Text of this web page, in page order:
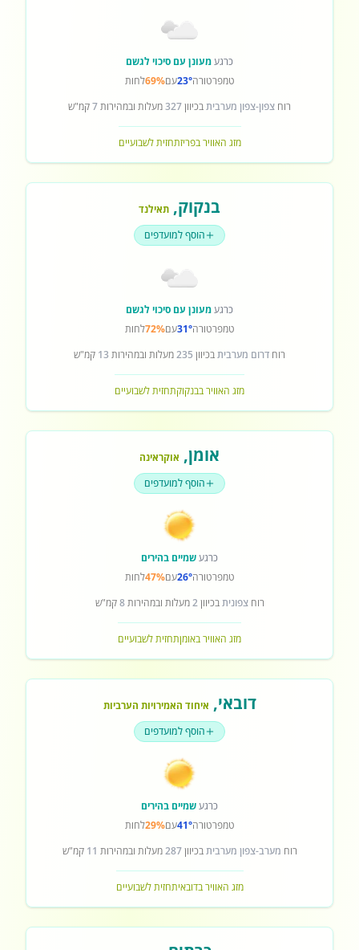
כרגעמעונן עם סיכוי לגשם
טמפרטורה23°עם69%לחות
רוח צפון-צפון מערביתבכיוון327מעלות ובמהירות7קמ"ש
מזג האוויר בפריזתחזית לשבועיים
בנקוק, תאילנד
הוסף למועדפים
כרגעמעונן עם סיכוי לגשם
טמפרטורה31°עם72%לחות
רוח דרום מערביתבכיוון 235מעלות ובמהירות 13 קמ"ש
מזג האוויר בבנקוקתחזית לשבועיים
אומן, אוקראינה
הוסף למועדפים
כרגעשמיים בהירים
טמפרטורה26°עם47%לחות
רוחצפוניתבכיוון2מעלות ובמהירות8קמ"ש
מזג האוויר באומןתחזית לשבועיים
דובאי, איחוד האמירויות הערביות
הוסף למועדפים
כרגעשמיים בהירים
טמפרטורה41°עם29%לחות
רוח מערב-צפון מערביתבכיוון287מעלות ובמהירות 11 קמ"ש
מזג האוויר בדובאיתחזית לשבועיים